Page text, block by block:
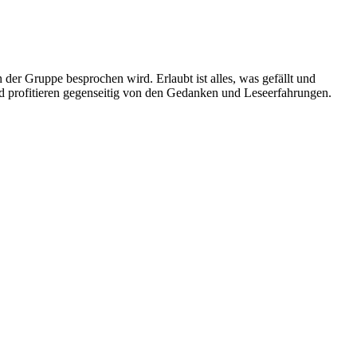
Gruppe besprochen wird. Erlaubt ist alles, was gefällt und
gegenseitig von den Gedanken und Leseerfahrungen.